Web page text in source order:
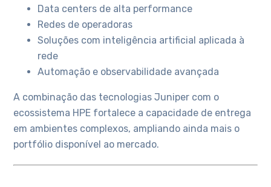
Data centers de alta performance
Redes de operadoras
Soluções com inteligência artificial aplicada à
rede
Automação e observabilidade avançada
A combinação das tecnologias Juniper com o
ecossistema HPE fortalece a capacidade de entrega
em ambientes complexos, ampliando ainda mais o
portfólio disponível ao mercado.